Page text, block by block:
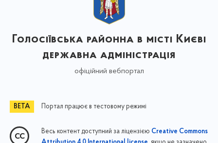
Голосіївська районна в місті Києві
державна адміністрація
офіційний вебпортал
Портал працює в тестовому режимі
Весь контент доступний за ліцензією Creative Commons